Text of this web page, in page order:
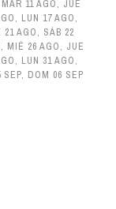
MAR 11 AGO, JUE
, LUN 17 AGO,
21 AGO, SÁB 22
, MIÉ 26 AGO, JUE
, LUN 31 AGO,
SEP, DOM 06 SEP